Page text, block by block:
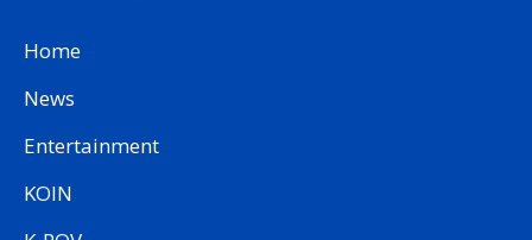
Home
News
Entertainment
KOIN